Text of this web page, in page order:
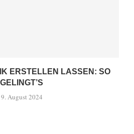
ERSTELLEN LASSEN: SO
GELINGT’S
9. August 2024